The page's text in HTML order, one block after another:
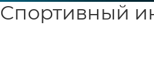
Спортивный